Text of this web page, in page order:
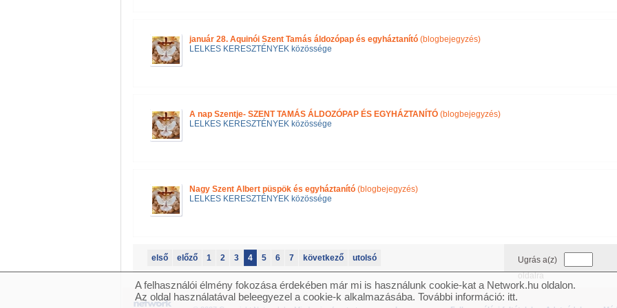
január 28. Aquinói Szent Tamás áldozópap és egyháztanító (blogbejegyzés)
LELKES KERESZTÉNYEK közössége
A nap Szentje- SZENT TAMÁS ÁLDOZÓPAP ÉS EGYHÁZTANÍTÓ (blogbejegyzés)
LELKES KERESZTÉNYEK közössége
Nagy Szent Albert püspök és egyháztanító (blogbejegyzés)
LELKES KERESZTÉNYEK közössége
Ugrás a(z)
oldalra
első előző 1 2 3 4 5 6 7 következő utolsó
A felhasználói élmény fokozása érdekében már mi is használunk cookie-kat a Network.hu oldalon.
Az oldal használatával beleegyezel a cookie-k alkalmazásába. További információ: itt.